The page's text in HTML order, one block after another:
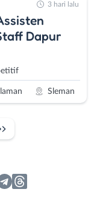
Dapur
Sleman
3 hari lalu